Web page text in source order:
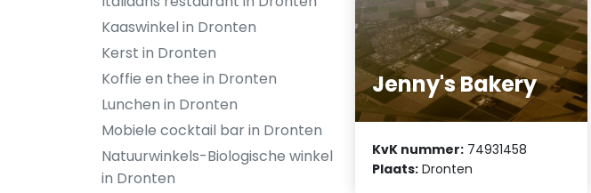
Kaaswinkel in Dronten
Kerst in Dronten
Koffie en thee in Dronten
Lunchen in Dronten
Mobiele cocktail bar in Dronten
Natuurwinkels-Biologische winkel
in Dronten
Jenny's Bakery
KvK nummer: 74931458
Plaats: Dronten